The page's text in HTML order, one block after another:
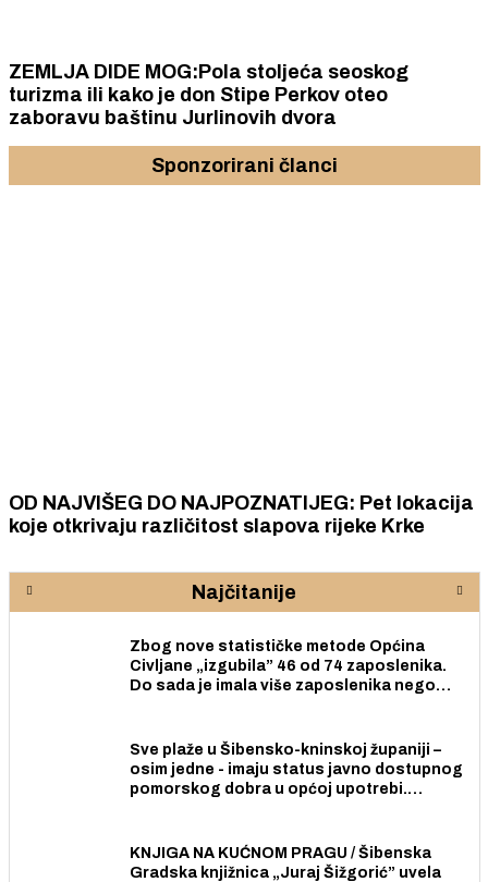
ZEMLJA DIDE MOG:Pola stoljeća seoskog
turizma ili kako je don Stipe Perkov oteo
zaboravu baštinu Jurlinovih dvora
Sponzorirani članci
OD NAJVIŠEG DO NAJPOZNATIJEG: Pet lokacija
koje otkrivaju različitost slapova rijeke Krke
Najčitanije
Zbog nove statističke metode Općina
Civljane „izgubila” 46 od 74 zaposlenika.
Do sada je imala više zaposlenika nego
Sve plaže u Šibensko-kninskoj županiji –
osim jedne - imaju status javno dostupnog
pomorskog dobra u općoj upotrebi.
KNJIGA NA KUĆNOM PRAGU / Šibenska
Gradska knjižnica „Juraj Šižgorić” uvela